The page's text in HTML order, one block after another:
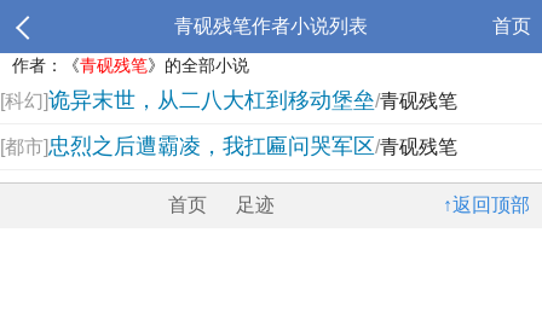
青砚残笔作者小说列表 首页
作者：《青砚残笔》的全部小说
[科幻]诡异末世，从二八大杠到移动堡垒/青砚残笔
[都市]忠烈之后遭霸凌，我扛匾问哭军区/青砚残笔
↑返回顶部
首页 足迹